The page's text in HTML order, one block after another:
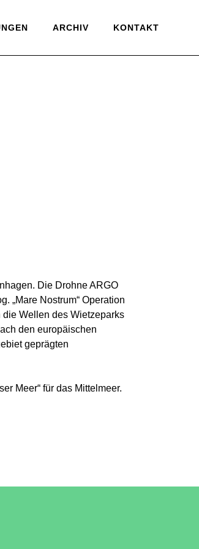
ARCHIV KONTAKT
Die Drohne ARGO
„Mare Nostrum“ Operation
Wellen des Wietzeparks
den europäischen
geprägten
Meer“ für das Mittelmeer.